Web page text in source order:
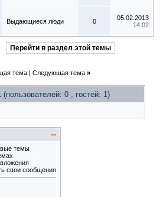
Выдающиеся люди 0
05.02.2013
14:02
Перейти в раздел этой темы
тема| Следующая тема »
(пользователей: 0 , гостей: 1)
темы
свои сообщения